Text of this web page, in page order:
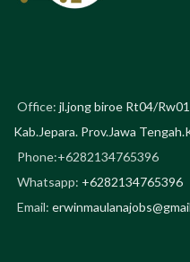
Office: jl.jong biroe Rt04/
Kab.Jepara. Prov.Jawa
Phone:+6282134765396
Whatsapp: +6282134765396
Email: